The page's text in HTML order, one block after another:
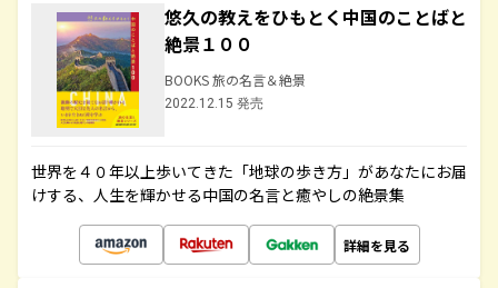
悠久の教えをひもとく中国のことばと
絶景１００
BOOKS 旅の名言＆絶景
2022.12.15 発売
世界を４０年以上歩いてきた「地球の歩き方」があなたにお届
けする、人生を輝かせる中国の名言と癒やしの絶景集
詳細を見る